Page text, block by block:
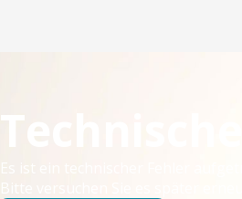
Es ist ein technischer Fehler
Bitte versuchen Sie es später erneut.